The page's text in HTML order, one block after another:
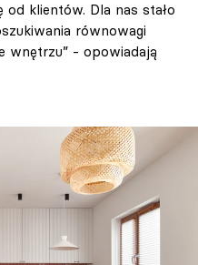
klientów. Dla nas stało
równowagi
wnętrzu” - opowiadają